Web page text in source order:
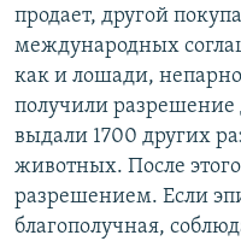
продает, другой
международных
как и лошади,
получили
выдали 1700 других
животных. После
разрешением. Если
благополучная,